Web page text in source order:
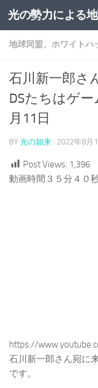
コンテンツへスキ
光の勢力による
地球同盟、ホワイトハ
石川新一郎さ
DSたちはゲ
月11日
BY 光の如来 · 2022年8月
Post Views: 1,396
動画時間３５分４０
https://
石川新一郎さん宛に
です。